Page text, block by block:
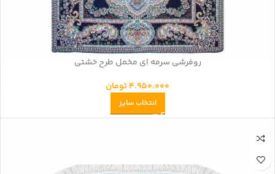
روفرشی سرمه ای مخمل طرح خشتی
4.950.000تومان
انتخاب سایز